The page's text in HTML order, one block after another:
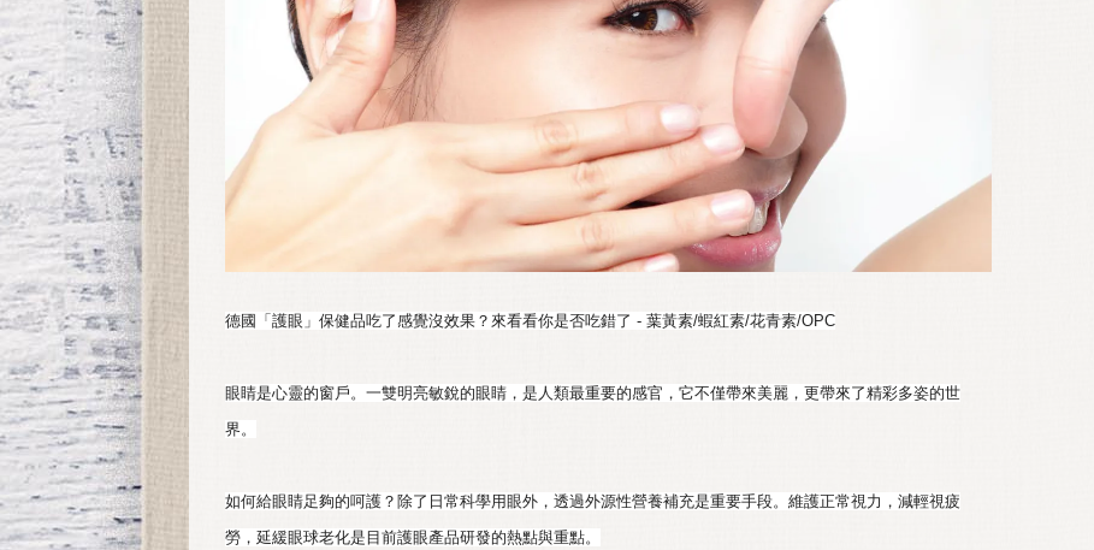
德國「護眼」保健品吃了感覺沒效果？來看看你是否吃錯了 - 葉黃素/蝦紅素/花青素/OPC
眼睛是心靈的窗戶。一雙明亮敏銳的眼睛，是人類最重要的感官，它不僅帶來美麗，更帶來了精彩多姿的世
界。
如何給眼睛足夠的呵護？除了日常科學用眼外，透過外源性營養補充是重要手段。維護正常視力，減輕視疲
勞，延緩眼球老化是目前護眼產品研發的熱點與重點。